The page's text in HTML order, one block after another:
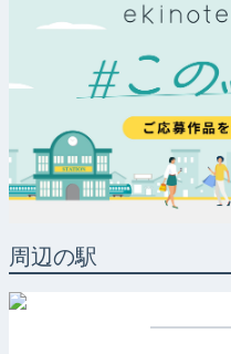
周辺の駅